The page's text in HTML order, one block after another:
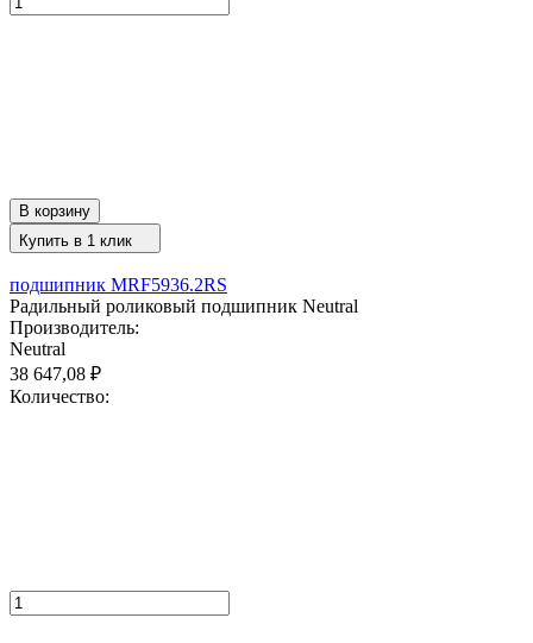
В корзину
Купить в 1 клик
подшипник MRF5936.2RS
Радильный роликовый подшипник Neutral
Производитель:
Neutral
38 647,08 ₽
Количество: